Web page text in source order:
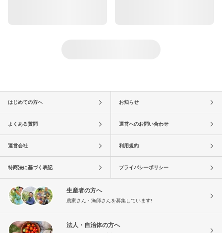
はじめての方へ お知らせ
よくある質問 運営へのお問い合わせ
運営会社 利用規約
特商法に基づく表記 プライバシーポリシー
生産者の方へ
農家さん・漁師さんを募集しています!
法人・自治体の方へ